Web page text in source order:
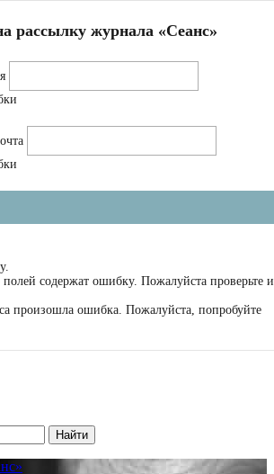
рассылку журнала «Сеанс»
содержат ошибку. Пожалуйста проверьте и
произошла ошибка. Пожалуйста, попробуйте